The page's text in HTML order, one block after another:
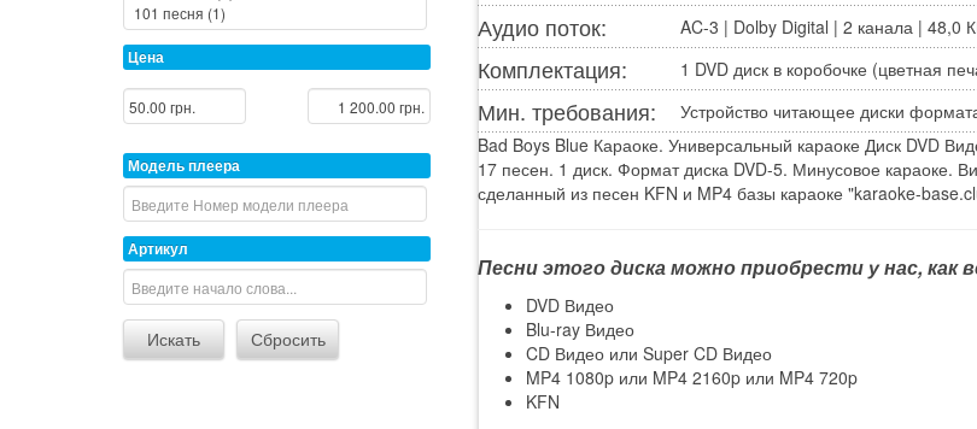
Аудио поток: AC-3 | Dolby Digital | 2 канала | 48,0
Комплектация: 1 DVD диск в коробочке (цветная
Мин. требования:
Устройство читающее диски
Bad Boys Blue Караоке. Универсальный караоке Диск DVD
17 песен. 1 диск. Формат диска DVD-5. Минусовое караоке.
сделанный из песен KFN и MP4 базы караоке "karaoke-
Песни этого диска можно приобрести у нас,
DVD Видео
Blu-ray Видео
CD Видео или Super CD Видео
MP4 1080p или MP4 2160p или MP4 720p
KFN
Цена
Модель плеера
Артикул